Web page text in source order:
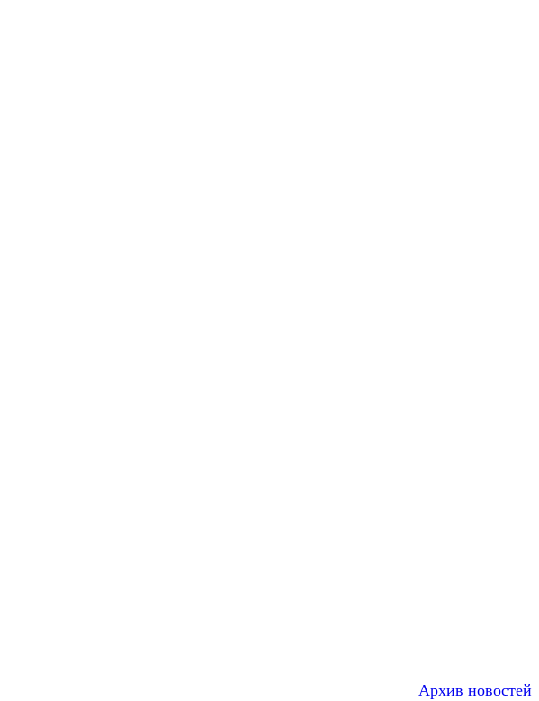
Архив новостей